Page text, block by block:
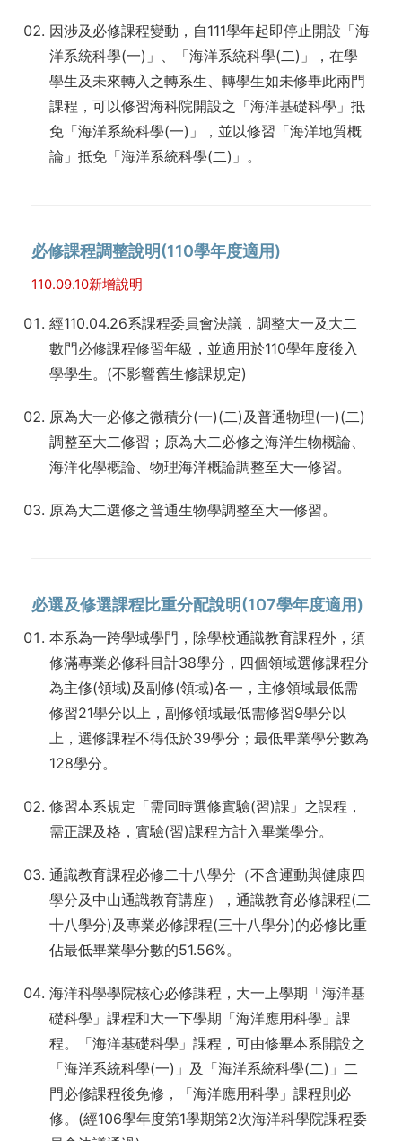
因涉及必修課程變動，自111學年起即停止開設「海
洋系統科學(一)」、「海洋系統科學(二)」，在學
學生及未來轉入之轉系生、轉學生如未修畢此兩門
課程，可以修習海科院開設之「海洋基礎科學」抵
免「海洋系統科學(一)」，並以修習「海洋地質概
論」抵免「海洋系統科學(二)」。
必修課程調整說明(110學年度適用)
110.09.10新增說明
經110.04.26系課程委員會決議，調整大一及大二
數門必修課程修習年級，並適用於110學年度後入
學學生。(不影響舊生修課規定)
原為大一必修之微積分(一)(二)及普通物理(一)(二)
調整至大二修習；原為大二必修之海洋生物概論、
海洋化學概論、物理海洋概論調整至大一修習。
原為大二選修之普通生物學調整至大一修習。
必選及修選課程比重分配說明(107學年度適用)
本系為一跨學域學門，除學校通識教育課程外，須
修滿專業必修科目計38學分，四個領域選修課程分
為主修(領域)及副修(領域)各一，主修領域最低需
修習21學分以上，副修領域最低需修習9學分以
上，選修課程不得低於39學分；最低畢業學分數為
128學分。
修習本系規定「需同時選修實驗(習)課」之課程，
需正課及格，實驗(習)課程方計入畢業學分。
通識教育課程必修二十八學分（不含運動與健康四
學分及中山通識教育講座），通識教育必修課程(二
十八學分)及專業必修課程(三十八學分)的必修比重
佔最低畢業學分數的51.56%。
海洋科學學院核心必修課程，大一上學期「海洋基
礎科學」課程和大一下學期「海洋應用科學」課
程。「海洋基礎科學」課程，可由修畢本系開設之
「海洋系統科學(一)」及「海洋系統科學(二)」二
門必修課程後免修，「海洋應用科學」課程則必
修。(經106學年度第1學期第2次海洋科學院課程委